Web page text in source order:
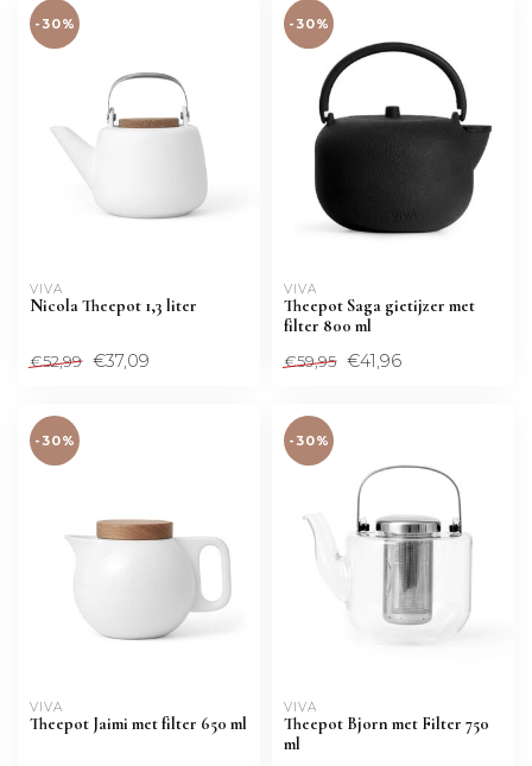
-30%
VIVA
Nicola Theepot 1,3 liter
€52,99 €37,09
-30%
VIVA
Theepot Saga gietijzer met
filter 800 ml
€59,95 €41,96
-30%
VIVA
Theepot Jaimi met filter 650 ml
-30%
VIVA
Theepot Bjorn met Filter 750
ml